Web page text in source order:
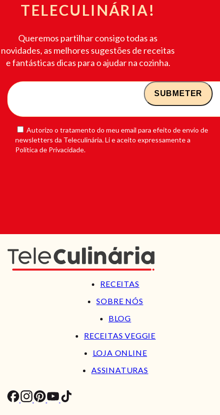
TELECULINÁRIA!
Queremos partilhar consigo todas as
novidades, as melhores sugestões de receitas
e fantásticas dicas para o ajudar na cozinha.
Autorizo o tratamento do meu email para efeito de envio de
newsletters da Teleculinária. Li e aceito expressamente a
Política de Privacidade.
RECEITAS
SOBRE NÓS
BLOG
RECEITAS VEGGIE
LOJA ONLINE
ASSINATURAS